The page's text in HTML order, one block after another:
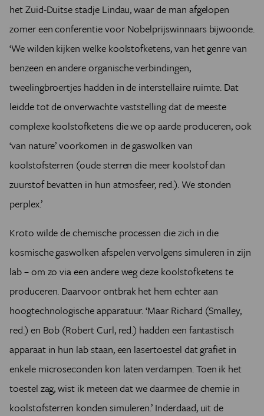
het Zuid-Duitse stadje Lindau, waar de man afgelopen
zomer een conferentie voor Nobelprijswinnaars bijwoonde.
‘We wilden kijken welke koolstofketens, van het genre van
benzeen en andere organische verbindingen,
tweelingbroertjes hadden in de interstellaire ruimte. Dat
leidde tot de onverwachte vaststelling dat de meeste
complexe koolstofketens die we op aarde produceren, ook
‘van nature’ voorkomen in de gaswolken van
koolstofsterren (oude sterren die meer koolstof dan
zuurstof bevatten in hun atmosfeer, red.). We stonden
perplex.’
Kroto wilde de chemische processen die zich in die
kosmische gaswolken afspelen vervolgens simuleren in zijn
lab – om zo via een andere weg deze koolstofketens te
produceren. Daarvoor ontbrak het hem echter aan
hoogtechnologische apparatuur. ‘Maar Richard (Smalley,
red.) en Bob (Robert Curl, red.) hadden een fantastisch
apparaat in hun lab staan, een lasertoestel dat grafiet in
enkele microseconden kon laten verdampen. Toen ik het
toestel zag, wist ik meteen dat we daarmee de chemie in
koolstofsterren konden simuleren.’ Inderdaad, uit de